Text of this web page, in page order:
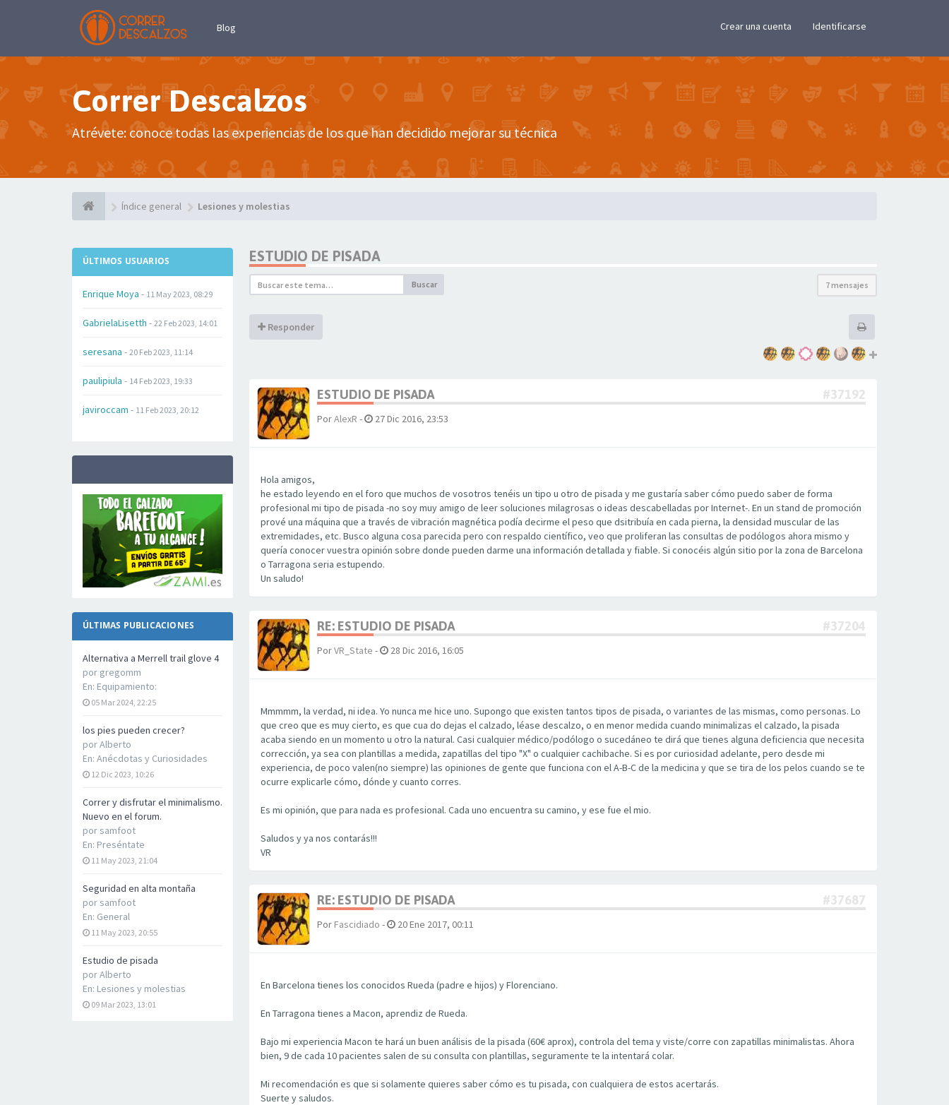
Blog Crear una cuenta Identificarse
Correr Descalzos
Atrévete: conoce todas las experiencias de los que han decidido mejorar su técnica
Índice general Lesiones y molestias
ÚLTIMOS USUARIOS
Enrique Moya - 11 May 2023, 08:29
GabrielaLisetth - 22 Feb 2023, 14:01
seresana - 20 Feb 2023, 11:14
paulipiula - 14 Feb 2023, 19:33
javiroccam - 11 Feb 2023, 20:12
ÚLTIMAS PUBLICACIONES
Alternativa a Merrell trail glove 4
por gregomm
En: Equipamiento:
05 Mar 2024, 22:25
los pies pueden crecer?
porAlberto
En: Anécdotas y Curiosidades
12 Dic 2023, 10:26
Correr y disfrutar el minimalismo.
Nuevo en el forum.
por samfoot
En: Preséntate
11 May 2023, 21:04
Seguridad en alta montaña
por samfoot
En: General
11 May 2023, 20:55
Estudio de pisada
porAlberto
En: Lesiones y molestias
09 Mar 2023, 13:01
ESTUDIO DE PISADA
Buscar 7 mensajes
Responder
ESTUDIO DE PISADA #37192
PorAlexR - 27 Dic 2016, 23:53
Hola amigos,
he estado leyendo en el foro que muchos de vosotros tenéis un tipo u otro de pisada y me gustaría saber cómo puedo saber de forma
profesional mi tipo de pisada -no soy muy amigo de leer soluciones milagrosas o ideas descabelladas por Internet-. En un stand de promoción
prové una máquina que a través de vibración magnética podía decirme el peso que dsitribuía en cada pierna, la densidad muscular de las
extremidades, etc. Busco alguna cosa parecida pero con respaldo científico, veo que proliferan las consultas de podólogos ahora mismo y
quería conocer vuestra opinión sobre donde pueden darme una información detallada y fiable. Si conocéis algún sitio por la zona de Barcelona
o Tarragona seria estupendo.
Un saludo!
RE: ESTUDIO DE PISADA #37204
PorVR_State - 28 Dic 2016, 16:05
Mmmmm, la verdad, ni idea. Yo nunca me hice uno. Supongo que existen tantos tipos de pisada, o variantes de las mismas, como personas. Lo
que creo que es muy cierto, es que cua do dejas el calzado, léase descalzo, o en menor medida cuando minimalizas el calzado, la pisada
acaba siendo en un momento u otro la natural. Casi cualquier médico/podólogo o sucedáneo te dirá que tienes alguna deficiencia que necesita
corrección, ya sea con plantillas a medida, zapatillas del tipo "X" o cualquier cachibache. Si es por curiosidad adelante, pero desde mi
experiencia, de poco valen(no siempre) las opiniones de gente que funciona con el A-B-C de la medicina y que se tira de los pelos cuando se te
ocurre explicarle cómo, dónde y cuanto corres.
Es mi opinión, que para nada es profesional. Cada uno encuentra su camino, y ese fue el mio.
Saludos y ya nos contarás!!!
VR
RE: ESTUDIO DE PISADA #37687
Por Fascidiado - 20 Ene 2017, 00:11
En Barcelona tienes los conocidos Rueda (padre e hijos) y Florenciano.
En Tarragona tienes a Macon, aprendiz de Rueda.
Bajo mi experiencia Macon te hará un buen análisis de la pisada (60€ aprox), controla del tema y viste/corre con zapatillas minimalistas. Ahora
bien, 9 de cada 10 pacientes salen de su consulta con plantillas, seguramente te la intentará colar.
Mi recomendación es que si solamente quieres saber cómo es tu pisada, con cualquiera de estos acertarás.
Suerte y saludos.